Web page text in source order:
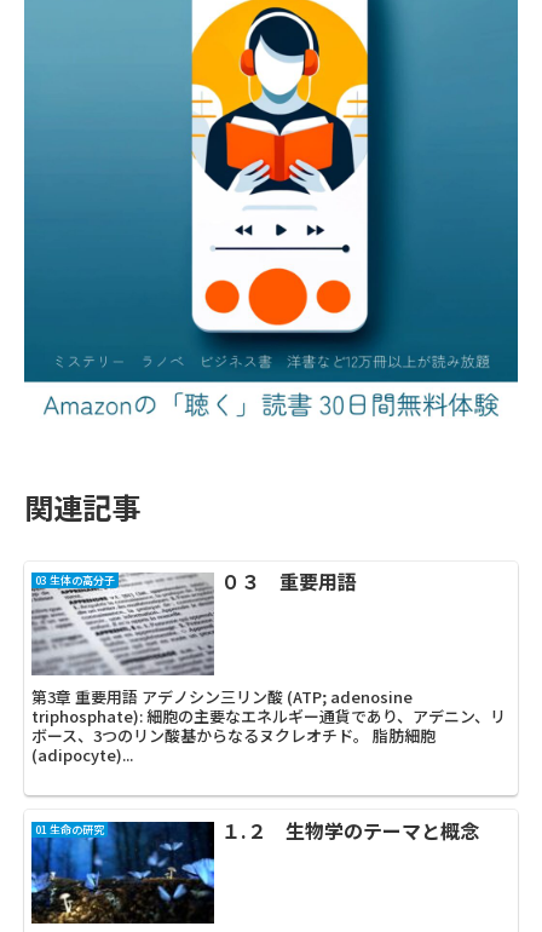
関連記事
03 生体の高分子 ０３ 重要用語
第3章 重要用語 アデノシン三リン酸 (ATP; adenosine
triphosphate): 細胞の主要なエネルギー通貨であり、アデニン、リ
ボース、3つのリン酸基からなるヌクレオチド。 脂肪細胞
(adipocyte)...
01 生命の研究 １.２ 生物学のテーマと概念